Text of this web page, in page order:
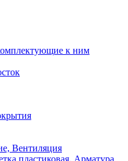
к ним
Вентиляция